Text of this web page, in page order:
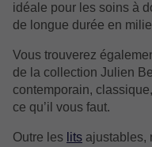
idéale pour les soins à
de longue durée en
Vous trouverez
de la collection Julien
contemporain,
ce qu’il vous faut.
Outre les lits ajustables,